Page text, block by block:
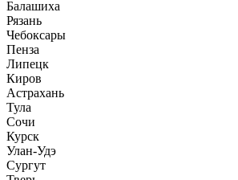
Балашиха
Рязань
Чебоксары
Пенза
Липецк
Киров
Астрахань
Тула
Сочи
Курск
Улан-Удэ
Сургут